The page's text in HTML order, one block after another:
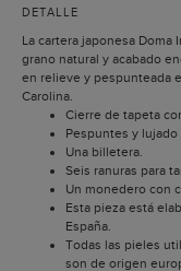
DETALLE
La cartera japonesa Doma
grano natural y acabado
en relieve y pespunteada
Carolina.
Cierre de tapeta
Pespuntes y
Una billetera.
Seis ranuras para
Un monedero con
Esta pieza está
España.
Todas las pieles
son de origen